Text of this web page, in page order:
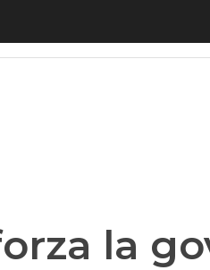
EOLO rafforza la
la